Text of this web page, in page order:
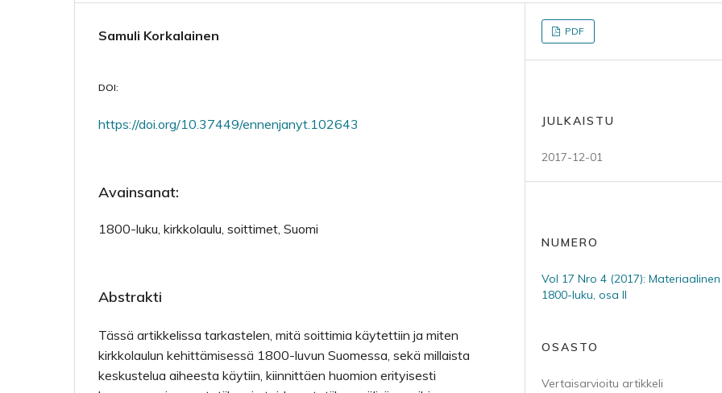
Samuli Korkalainen
DOI:
https://doi.org/10.37449/ennenjanyt.102643
Avainsanat:
1800-luku, kirkkolaulu, soittimet, Suomi
Abstrakti
Tässä artikkelissa tarkastelen, mitä soittimia käytettiin ja miten
kirkkolaulun kehittämisessä 1800-luvun Suomessa, sekä millaista
keskustelua aiheesta käytiin, kiinnittäen huomion erityisesti
PDF
JULKAISTU
2017-12-01
NUMERO
Vol 17 Nro 4 (2017): Materiaalinen
1800-luku, osa II
OSASTO
Vertaisarvioitu artikkeli